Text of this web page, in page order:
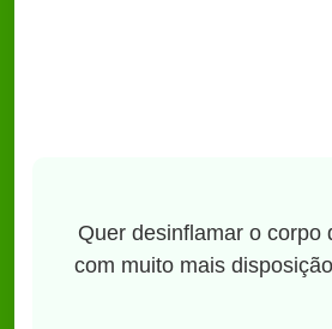
Quer desinflamar o corpo
com muito mais